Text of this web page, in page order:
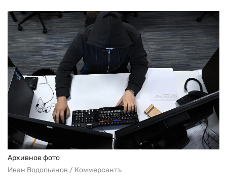
Архивное фото
Иван Водопьянов / Коммерсантъ